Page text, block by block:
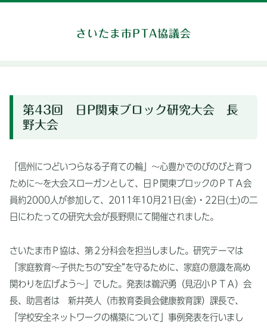
さいたま市PTA協議会
第43回 日P関東ブロック研究大会 長
野大会
「信州につどいつらなる子育ての輪」～心豊かでのびのびと育つ
ために～を大会スローガンとして、日Ｐ関東ブロックのＰＴＡ会
員約2000人が参加して、2011年10月21日(金)・22日(土)の二
日にわたっての研究大会が長野県にて開催されました。
さいたま市Ｐ協は、第２分科会を担当しました。研究テーマは
「家庭教育～子供たちの”安全”を守るために、家庭の意識を高め
関わりを広げよう～」でした。発表は鵜沢勇（見沼小ＰＴＡ）会
長、助言者は 新井英人（市教育委員会健康教育課）課長で、
「学校安全ネットワークの構築について」事例発表を行いまし